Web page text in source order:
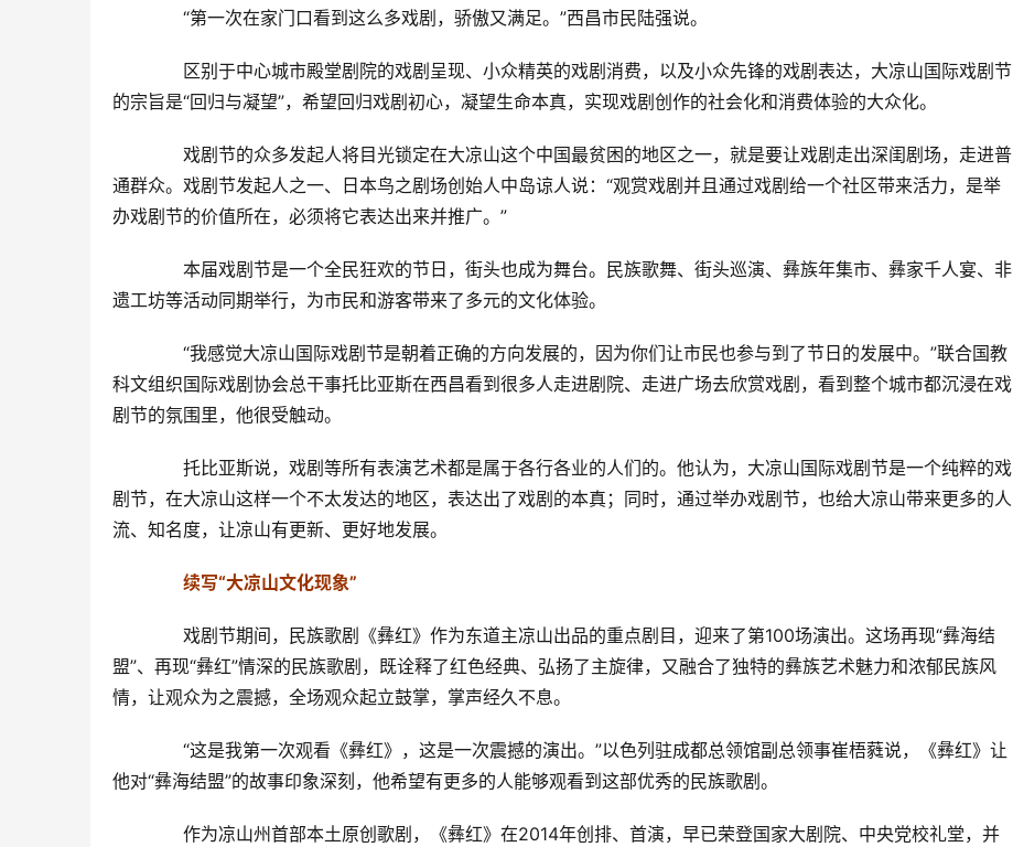
“第一次在家门口看到这么多戏剧，骄傲又满足。”西昌市民陆强说。
区别于中心城市殿堂剧院的戏剧呈现、小众精英的戏剧消费，以及小众先锋的戏剧表达，大凉山国际戏剧节
的宗旨是“回归与凝望”，希望回归戏剧初心，凝望生命本真，实现戏剧创作的社会化和消费体验的大众化。
戏剧节的众多发起人将目光锁定在大凉山这个中国最贫困的地区之一，就是要让戏剧走出深闺剧场，走进普
通群众。戏剧节发起人之一、日本鸟之剧场创始人中岛谅人说：“观赏戏剧并且通过戏剧给一个社区带来活力，是举
办戏剧节的价值所在，必须将它表达出来并推广。”
本届戏剧节是一个全民狂欢的节日，街头也成为舞台。民族歌舞、街头巡演、彝族年集市、彝家千人宴、非
遗工坊等活动同期举行，为市民和游客带来了多元的文化体验。
“我感觉大凉山国际戏剧节是朝着正确的方向发展的，因为你们让市民也参与到了节日的发展中。”联合国教
科文组织国际戏剧协会总干事托比亚斯在西昌看到很多人走进剧院、走进广场去欣赏戏剧，看到整个城市都沉浸在戏
剧节的氛围里，他很受触动。
托比亚斯说，戏剧等所有表演艺术都是属于各行各业的人们的。他认为，大凉山国际戏剧节是一个纯粹的戏
剧节，在大凉山这样一个不太发达的地区，表达出了戏剧的本真；同时，通过举办戏剧节，也给大凉山带来更多的人
流、知名度，让凉山有更新、更好地发展。
续写“大凉山文化现象”
戏剧节期间，民族歌剧《彝红》作为东道主凉山出品的重点剧目，迎来了第100场演出。这场再现“彝海结
盟”、再现“彝红”情深的民族歌剧，既诠释了红色经典、弘扬了主旋律，又融合了独特的彝族艺术魅力和浓郁民族风
情，让观众为之震撼，全场观众起立鼓掌，掌声经久不息。
“这是我第一次观看《彝红》，这是一次震撼的演出。”以色列驻成都总领馆副总领事崔梧蕤说，《彝红》让
他对“彝海结盟”的故事印象深刻，他希望有更多的人能够观看到这部优秀的民族歌剧。
作为凉山州首部本土原创歌剧，《彝红》在2014年创排、首演，早已荣登国家大剧院、中央党校礼堂，并